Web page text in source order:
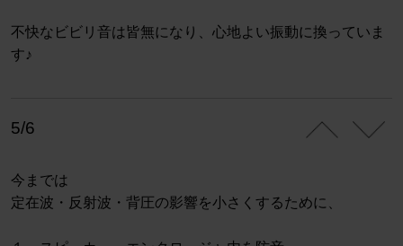
不快なビビリ音は皆無になり、心地よい振動に換っていま
す♪
5/6
今までは
定在波・反射波・背圧の影響を小さくするために、